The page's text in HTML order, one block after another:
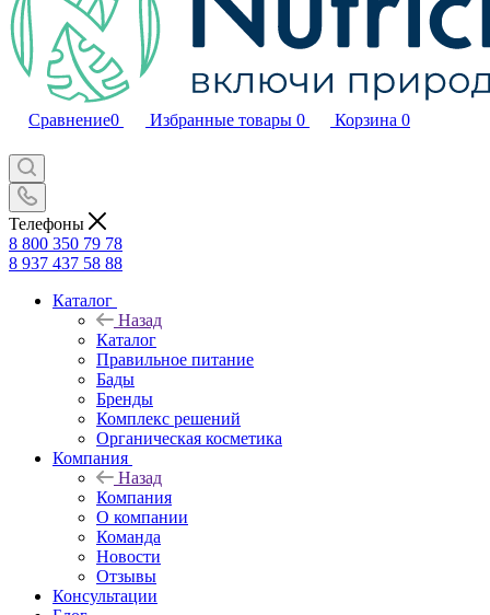
Сравнение0 Избранные товары 0 Корзина 0
Телефоны
8 800 350 79 78
8 937 437 58 88
Каталог
Назад
Каталог
Правильное питание
Бады
Бренды
Комплекс решений
Органическая косметика
Компания
Назад
Компания
О компании
Команда
Новости
Отзывы
Консультации